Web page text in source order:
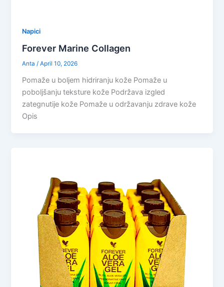
Napici
Forever Marine Collagen
Anta/April 10, 2026
Pomaže u boljem hidriranju kože Pomaže u
poboljšanju teksture kože Podržava izgled
zategnutije kože Pomaže u održavanju zdrave kože
Opis